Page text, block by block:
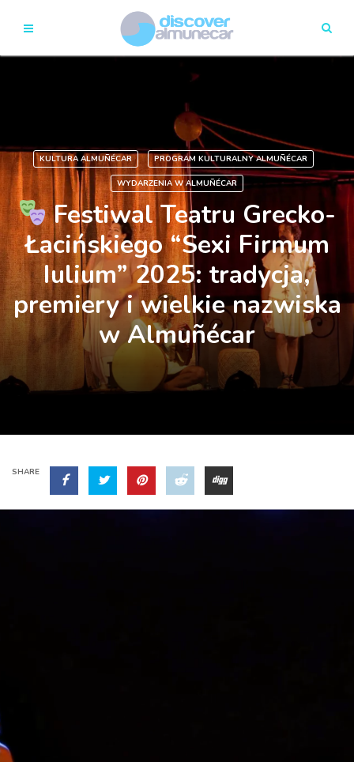
KULTURA ALMUÑÉCAR PROGRAM KULTURALNY ALMUÑÉCAR
WYDARZENIA W ALMUÑÉCAR
Festiwal Teatru Grecko-
Łacińskiego “Sexi Firmum
Iulium” 2025: tradycja,
premiery i wielkie nazwiska
w Almuñécar
SHARE